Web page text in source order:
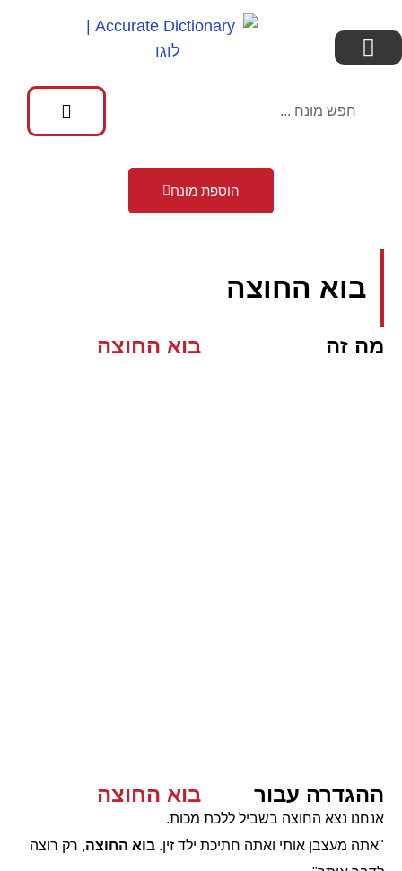
הוספת מונח
בוא החוצה
מה זה בוא החוצה
ההגדרה עבור בוא החוצה
אנחנו נצא החוצה בשביל ללכת מכות.
"אתה מעצבן אותי ואתה חתיכת ילד זין. בוא החוצה, רק רוצה